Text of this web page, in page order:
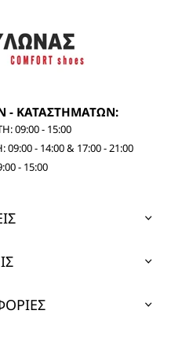
- ΚΑΤΑΣΤΗΜΑΤΩΝ:
09:00 - 15:00
- 14:00 & 17:00 - 21:00
- 15:00